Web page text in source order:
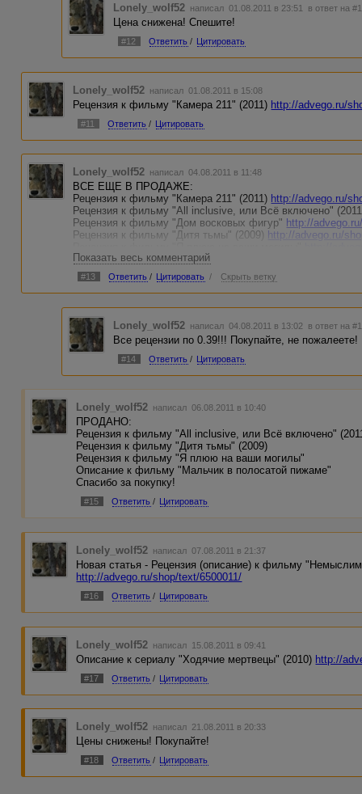
Lonely_wolf52 написал 01.08.2011 в 23:51 в ответ на
Цена снижена! Спешите!
#12 Ответить / Цитировать
Lonely_wolf52 написал 01.08.2011 в 15:08
Рецензия к фильму "Камера 211" (2011) http://advego.ru/
#11 Ответить / Цитировать
Lonely_wolf52 написал 04.08.2011 в 11:48
ВСЕ ЕЩЕ В ПРОДАЖЕ:
Рецензия к фильму "Камера 211" (2011) http://advego.ru/
Рецензия к фильму "All inclusive, или Всё включено"
Рецензия к фильму "Дом восковых фигур" http://
Рецензия к фильму "Дитя тьмы" (2009) http://advego.ru/
Описание к фильму "Воины света"
Описание к фильму "Мальчик в полосатой пижаме"
Показать весь комментарий
#13 Ответить / Цитировать / Скрыть ветку
Lonely_wolf52 написал 04.08.2011 в 13:02 в ответ на
Все рецензии по 0.39!!! Покупайте, не пожалеете!
#14 Ответить / Цитировать
Lonely_wolf52 написал 06.08.2011 в 10:40
ПРОДАНО:
Рецензия к фильму "All inclusive, или Всё включено"
Рецензия к фильму "Дитя тьмы" (2009)
Рецензия к фильму "Я плюю на ваши могилы"
Описание к фильму "Мальчик в полосатой пижаме"
Спасибо за покупку!
#15 Ответить / Цитировать
Lonely_wolf52 написал 07.08.2011 в 21:37
Новая статья - Рецензия (описание) к фильму
http://advego.ru/shop/text/6500011/
#16 Ответить / Цитировать
Lonely_wolf52 написал 15.08.2011 в 09:41
Описание к сериалу "Ходячие мертвецы" (2010) http://
#17 Ответить / Цитировать
Lonely_wolf52 написал 21.08.2011 в 20:33
Цены снижены! Покупайте!
#18 Ответить / Цитировать